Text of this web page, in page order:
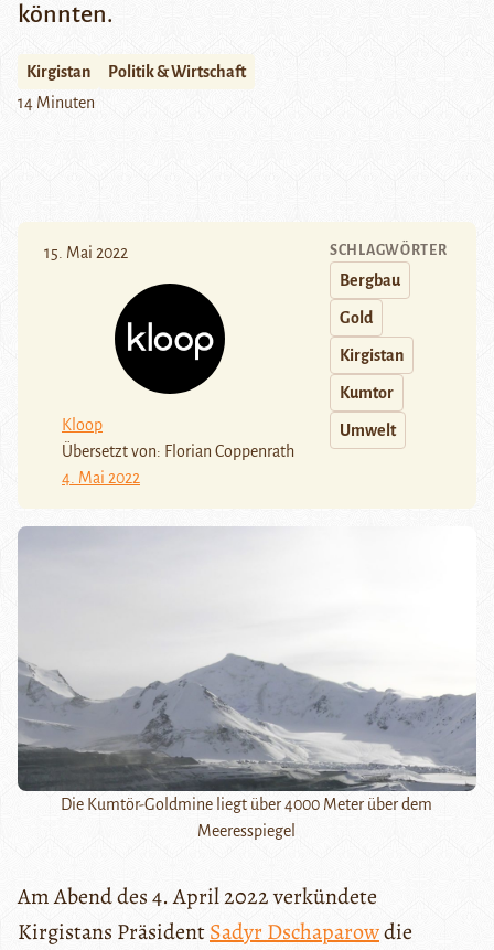
könnten.
Kirgistan
Politik & Wirtschaft
14 Minuten
15. Mai 2022
Kloop
Übersetzt von: Florian Coppenrath
4. Mai 2022
SCHLAGWÖRTER
Bergbau
Gold
Kirgistan
Kumtor
Umwelt
Die Kumtör-Goldmine liegt über 4000 Meter über dem
Meeresspiegel
Am Abend des 4. April 2022 verkündete
Kirgistans PräsidentSadyr Dschaparowdie